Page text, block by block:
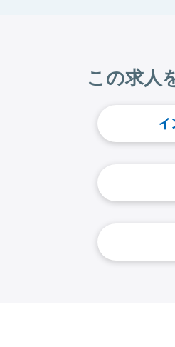
この求人
イ